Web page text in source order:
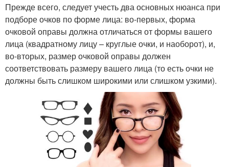
Прежде всего, следует учесть два основных нюанса при
подборе очков по форме лица: во-первых, форма
очковой оправы должна отличаться от формы вашего
лица (квадратному лицу – круглые очки, и наоборот), и,
во-вторых, размер очковой оправы должен
соответствовать размеру вашего лица (то есть очки не
должны быть слишком широкими или слишком узкими).